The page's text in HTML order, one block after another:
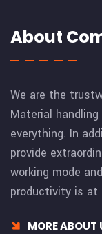
About
We are the
Material
everything. In
provide
working mode
productivity is at
MORE ABOUT